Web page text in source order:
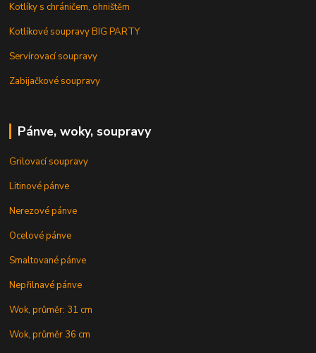
Kotlíky s chráničem, ohništěm
Kotlíkové soupravy BIG PARTY
Servírovací soupravy
Zabijačkové soupravy
Pánve, woky, soupravy
Grilovací soupravy
Litinové pánve
Nerezové pánve
Ocelové pánve
Smaltované pánve
Nepřilnavé pánve
Wok, průměr: 31 cm
Wok, průměr 36 cm